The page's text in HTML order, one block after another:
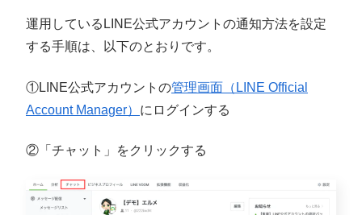
運用しているLINE公式アカウントの通知方法を設定
する手順は、以下のとおりです。
①LINE公式アカウントの管理画面（LINE Official
Account Manager） にログインする
②「チャット」をクリックする